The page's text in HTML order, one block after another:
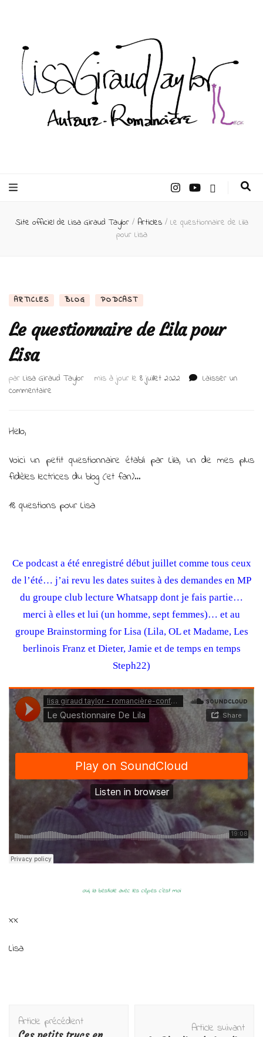
Taylor –
Auteur
Site officiel de Lisa Giraud Taylor / Articles / Le questionnaire de Lila
pour Lisa
ARTICLES BLOG PODCAST
Le questionnaire de Lila pour
Lisa
par Lisa Giraud Taylor mis à jour le 8 juillet 2022
Laisser un
commentaire
Lisa
Hello,
Voici un petit questionnaire établi par Lila, un de mes plus
fidèles lectrices du blog (et fan)…
18 questions pour Lisa
Ce podcast a été enregistré début juillet comme tous ceux
de l’été… j’ai revu les dates suites à des demandes en MP
du groupe club lecture Whatsapp dont je fais partie…
merci à elles et lui (un homme, sept femmes)… et au
groupe Brainstorming for Lisa (Lila, OL et Madame, Les
berlinois Franz et Dieter, Jamie et de temps en temps
Steph22)
oui, la bestiole avec les cèpes c’est moi
xx
Lisa
Navigation
d'article
Article précédent Article suivant